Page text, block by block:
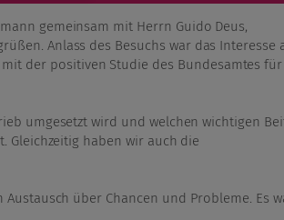
gemeinsam mit Herrn Guido Deus,
Anlass des Besuchs war das Interesse
der positiven Studie des Bundesamtes für
umgesetzt wird und welchen wichtigen
Gleichzeitig haben wir auch die
über Chancen und Probleme. Es